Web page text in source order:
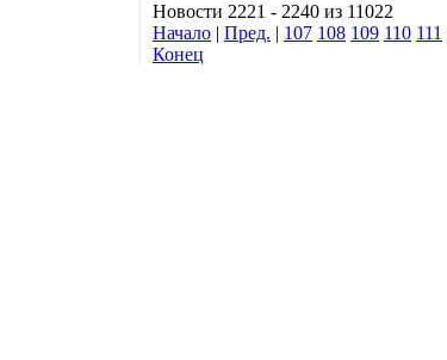
Новости 2221 - 2240 из 11022
Начало | Пред. | 107 108 109 110 111
Конец